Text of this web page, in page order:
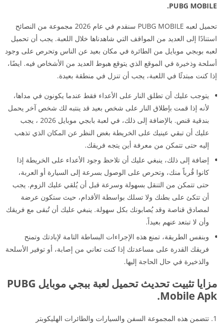
PUBG MOBILE.
تحميل لعبه PUBG MOBILE سنقدم في عام 2026 مجموعة من النصائح
استنادًا إلى العديد من المواقف التي شاهدناها خلال اللعبة. يجب أن تحميل
لعبه بوبجي موبايل من الطائرة في مكان بعيد عن الناس وتحرص على وجود
أسلحة وذخيرة في الموقع الذي يتوقع هبوط العديد من الأشخاص فيه. ايضًا،
إذا كنت مبتدئًا في اللعبة، يجب أن تنزل في منطقة بعيدة.
يتوجب عليك أن تطلق النار على الأعداء فقط عندما يكونون في مداها،
لأنه إذا قمت بإطلاق النار على شخص بعيد قد ينتبه لك شخص آخر يحمل
بندقية قنص. بالإضافة إلى ذلك، في لعبة بابجي موبايل 2026 ، يجب
عليك أن تبقي عينيك على الخريطة بغض النظر عن المكان الذي تذهب
إليه حتى تتمكن من معرفة أين يتجه فريقك.
إضافة إلى ذلك، ينبغي عليك أن تلاحظ وجود الأعداء على الخريطة إذا
كانوا قُرباً منك، وتحرص على الوصول بسرعة إلى السيارة أو العربة،
حتى تتمكن من التنقل بسهولة وسرعة قبل أن يُلقي عليك الزوم. يجب
أن تتكئ على بطنك ولا تسلك بواسطة الأقدام، حيث ستكون عرضة
لمصادق قناصة وقد يُصابونك بكل سهولة. ينبغي عليك أن تُبقى مع فريقك
وأن لا تبتعد عنهم بعيداً.
وبنفس الطريقة، تمنع هذه الإجراءات البساطة التامة لإبادتك وتمنح
فريقك القدرة على مساعدتك إذا كنت تعاني من إصابة، أو توفير الأسلحة
والذخيرة في حال الحاجة إليها.
مزايا تثبيت تحديث تحميل لعبة ببجي موبايل PUBG
Mobile Apk.
تتضمن هذه المجموعة السفن والسيارات والطائرات الهليكوبتر